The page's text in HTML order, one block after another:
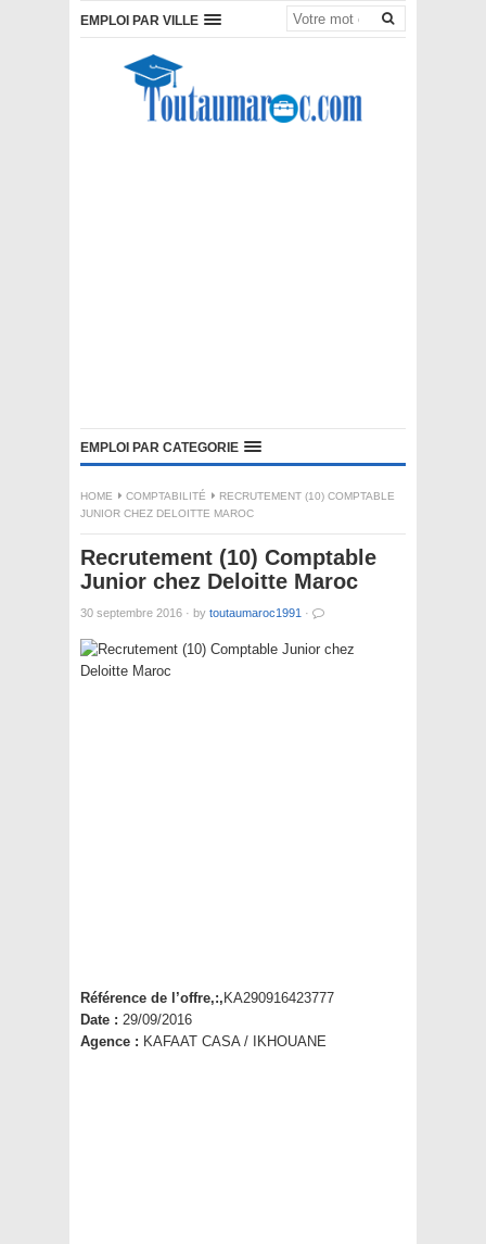
EMPLOI PAR VILLE
EMPLOI PAR CATEGORIE
HOME COMPTABILITÉ
RECRUTEMENT (10) COMPTABLE
JUNIOR CHEZ DELOITTE MAROC
Recrutement (10) Comptable
Junior chez Deloitte Maroc
30 septembre 2016 · by toutaumaroc1991 ·
Référence de l’offre,:, KA290916423777
Date : 29/09/2016
Agence : KAFAAT CASA / IKHOUANE